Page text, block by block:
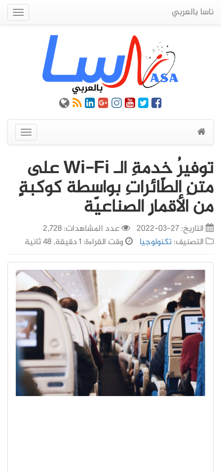
ناسا بالعربي
عرض
القائمة
توفيرُ خدمةِ الـ Wi-Fi على
متنِ الطّائراتِ بواسطة كوكبةٍ
من الأقمارِ الصناعيّة
التاريخ:27-03-2022
عدد المشاهدات: 2,728
التصنيف:تكنولوجيا وقت القراءة: 1 دقيقة, 48 ثانية